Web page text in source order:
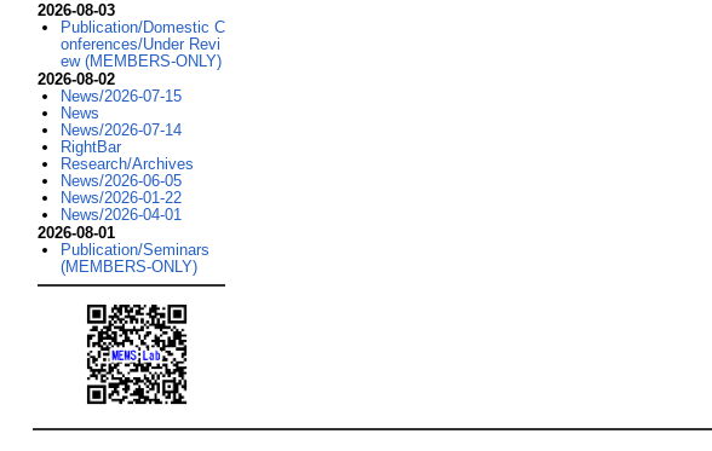
2026-08-03
Publication/Domestic C
onferences/Under Revi
ew (MEMBERS-ONLY)
2026-08-02
News/2026-07-15
News
News/2026-07-14
RightBar
Research/Archives
News/2026-06-05
News/2026-01-22
News/2026-04-01
2026-08-01
Publication/Seminars
(MEMBERS-ONLY)